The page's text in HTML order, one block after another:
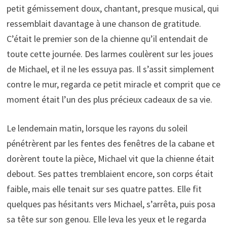
petit gémissement doux, chantant, presque musical, qui
ressemblait davantage à une chanson de gratitude.
C’était le premier son de la chienne qu’il entendait de
toute cette journée. Des larmes coulèrent sur les joues
de Michael, et il ne les essuya pas. Il s’assit simplement
contre le mur, regarda ce petit miracle et comprit que ce
moment était l’un des plus précieux cadeaux de sa vie.
Le lendemain matin, lorsque les rayons du soleil
pénétrèrent par les fentes des fenêtres de la cabane et
dorèrent toute la pièce, Michael vit que la chienne était
debout. Ses pattes tremblaient encore, son corps était
faible, mais elle tenait sur ses quatre pattes. Elle fit
quelques pas hésitants vers Michael, s’arrêta, puis posa
sa tête sur son genou. Elle leva les yeux et le regarda